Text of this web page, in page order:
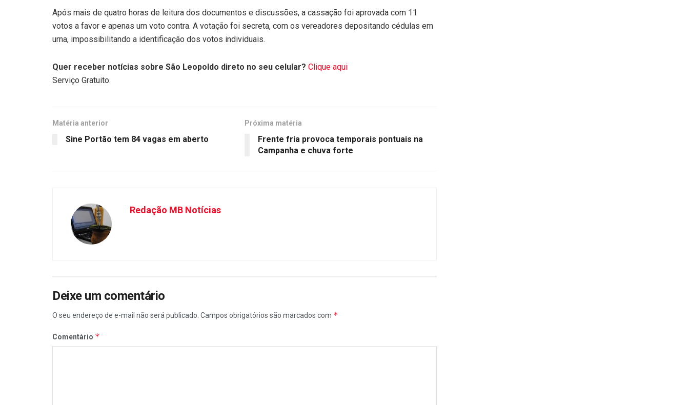
Após mais de quatro horas de leitura dos documentos e discussões, a cassação foi aprovada com 11
votos a favor e apenas um voto contra. A votação foi secreta, com os vereadores depositando cédulas em
urna, impossibilitando a identificação dos votos individuais.
Quer receber notícias sobre São Leopoldo direto no seu celular? Clique aqui
Serviço Gratuito.
Matéria anterior
Sine Portão tem 84 vagas em aberto
Próxima matéria
Frente fria provoca temporais pontuais na
Campanha e chuva forte
Redação MB Notícias
Deixe um comentário
O seu endereço de e-mail não será publicado. Campos obrigatórios são marcados com *
Comentário *